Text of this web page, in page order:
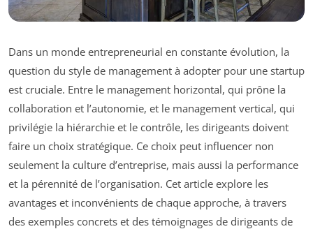
Dans un monde entrepreneurial en constante évolution, la
question du style de management à adopter pour une startup
est cruciale. Entre le management horizontal, qui prône la
collaboration et l’autonomie, et le management vertical, qui
privilégie la hiérarchie et le contrôle, les dirigeants doivent
faire un choix stratégique. Ce choix peut influencer non
seulement la culture d’entreprise, mais aussi la performance
et la pérennité de l’organisation. Cet article explore les
avantages et inconvénients de chaque approche, à travers
des exemples concrets et des témoignages de dirigeants de